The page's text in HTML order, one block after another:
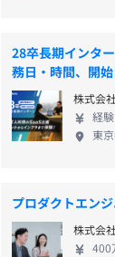
28卒長期インタ
務日・時間、開始
株式会
経
東
プロダクトエン
400